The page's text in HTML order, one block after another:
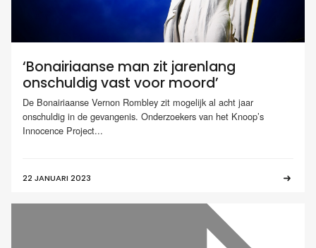
‘Bonairiaanse man zit jarenlang
onschuldig vast voor moord’
De Bonairiaanse Vernon Rombley zit mogelijk al acht jaar
onschuldig in de gevangenis. Onderzoekers van het Knoop’s
Innocence Project...
22 JANUARI 2023